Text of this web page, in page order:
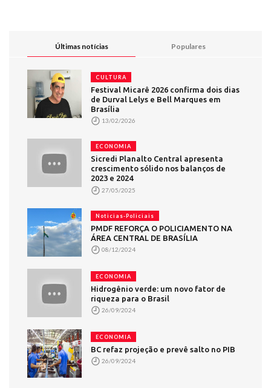
Últimas notícias Populares
CULTURA
Festival Micarê 2026 confirma dois dias
de Durval Lelys e Bell Marques em
Brasília
13/02/2026
ECONOMIA
Sicredi Planalto Central apresenta
crescimento sólido nos balanços de
2023 e 2024
27/05/2025
Noticias-Policiais
PMDF REFORÇA O POLICIAMENTO NA
ÁREA CENTRAL DE BRASÍLIA
08/12/2024
ECONOMIA
Hidrogênio verde: um novo fator de
riqueza para o Brasil
26/09/2024
ECONOMIA
BC refaz projeção e prevê salto no PIB
26/09/2024